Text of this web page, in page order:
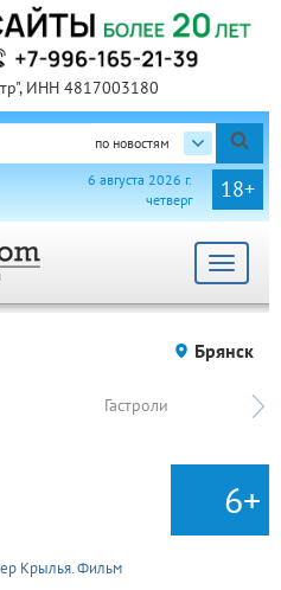
ИНН 4817003180
по новостям
18+
6 августа 2026 г.
четверг
Toggle
Брянск
Гастроли
6+
Крылья. Фильм